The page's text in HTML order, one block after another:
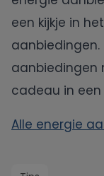
een kijkje in
aanbiedingen.
aanbiedingen
cadeau in
Alle energie